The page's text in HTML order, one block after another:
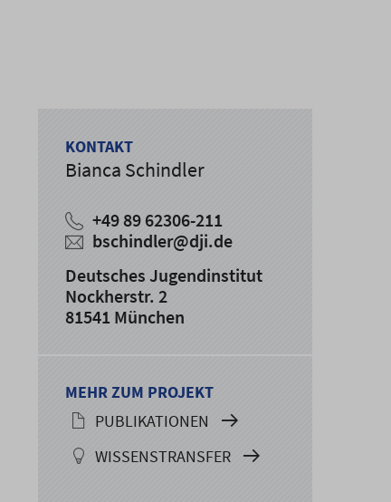
KONTAKT
Bianca Schindler
+49 89 62306-211
bschindler@dji.de
Deutsches Jugendinstitut
Nockherstr. 2
81541 München
MEHR ZUM PROJEKT
PUBLIKATIONEN
WISSENSTRANSFER